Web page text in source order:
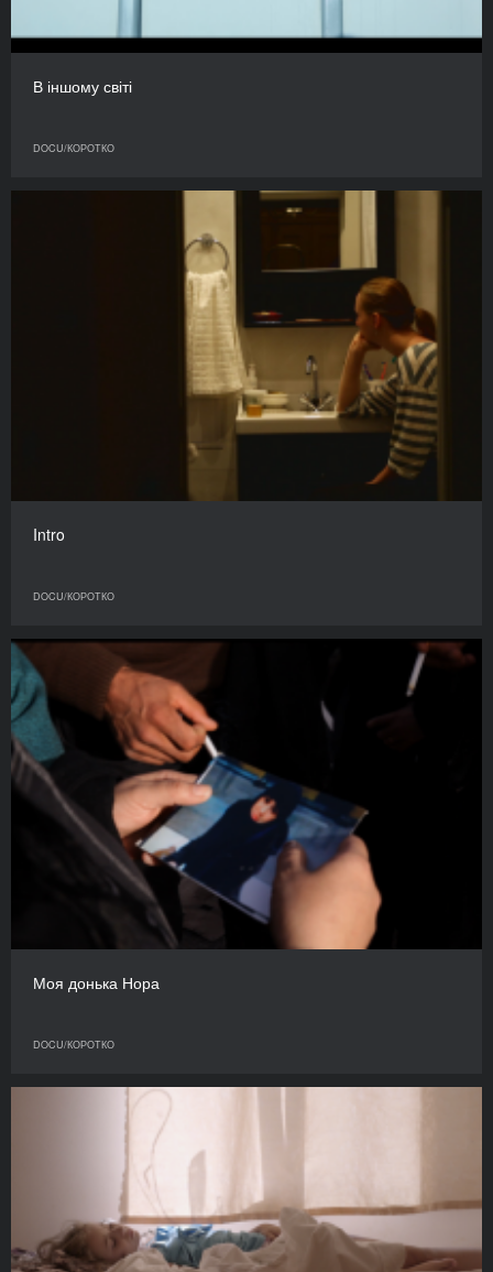
В іншому світі
DOCU/КОРОТКО
Intro
DOCU/КОРОТКО
Моя донька Нора
DOCU/КОРОТКО